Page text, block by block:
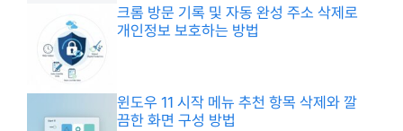
크롬 방문 기록 및 자동 완성 주소 삭제로
개인정보 보호하는 방법
윈도우 11 시작 메뉴 추천 항목 삭제와 깔
끔한 화면 구성 방법